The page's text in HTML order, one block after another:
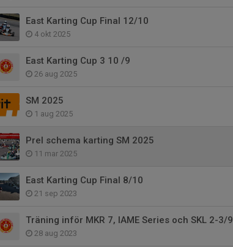
East Karting Cup Final 12/10
4 okt 2025
East Karting Cup 3 10 /9
26 aug 2025
SM 2025
1 aug 2025
Prel schema karting SM 2025
11 mar 2025
East Karting Cup Final 8/10
21 sep 2023
Träning inför MKR 7, IAME Series och SKL 2-3/
28 aug 2023